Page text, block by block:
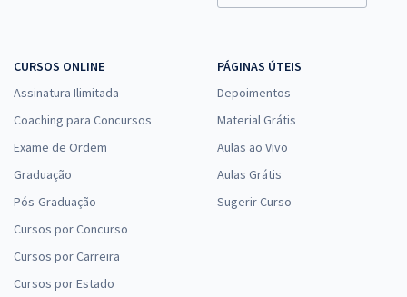
CURSOS ONLINE
Assinatura Ilimitada
Coaching para Concursos
Exame de Ordem
Graduação
Pós-Graduação
Cursos por Concurso
Cursos por Carreira
Cursos por Estado
PÁGINAS ÚTEIS
Depoimentos
Material Grátis
Aulas ao Vivo
Aulas Grátis
Sugerir Curso